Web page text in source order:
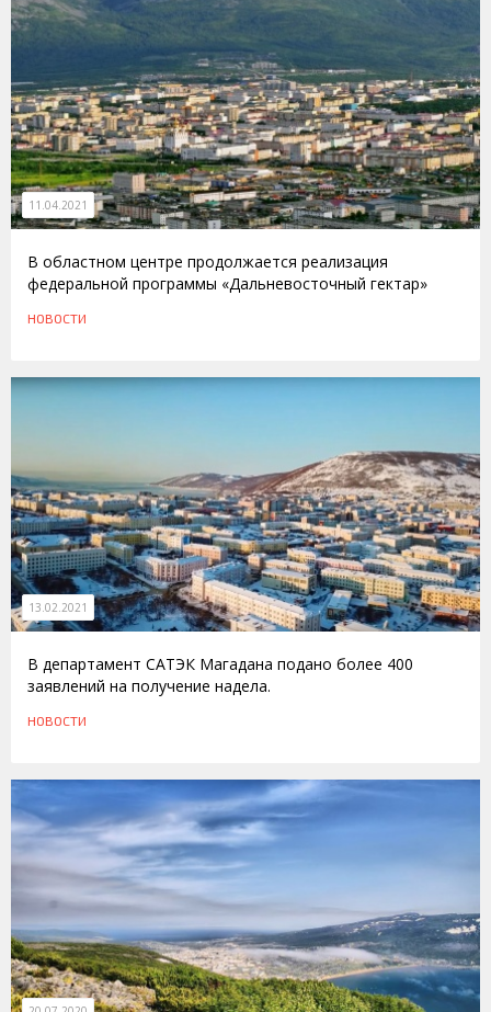
11.04.2021
В областном центре продолжается реализация
федеральной программы «Дальневосточный гектар»
НОВОСТИ
13.02.2021
В департамент САТЭК Магадана подано более 400
заявлений на получение надела.
НОВОСТИ